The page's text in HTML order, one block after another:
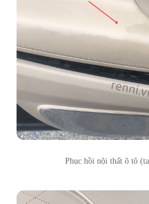
Phục hồi nội thất ô tô